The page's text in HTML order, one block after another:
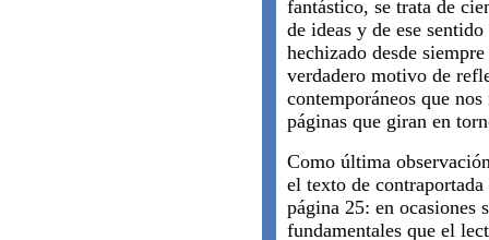
fantástico, se trata de
de ideas y de ese
hechizado desde
verdadero motivo de
contemporáneos que
páginas que giran en
Como última
el texto de
página 25: en ocasiones
fundamentales que el